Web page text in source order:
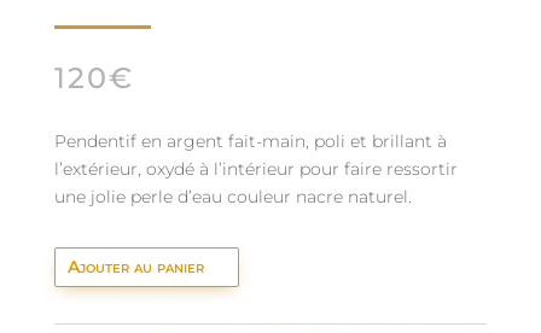
120€
Pendentif en argent fait-main, poli et brillant à
l’extérieur, oxydé à l’intérieur pour faire ressortir
une jolie perle d’eau couleur nacre naturel.
Ajouter au panier